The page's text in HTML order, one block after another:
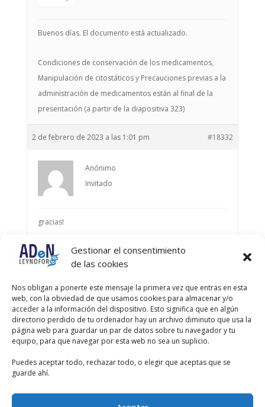
Gestionar el consentimiento
de las cookies
Nos obligan a ponerte este mensaje la primera vez que entras en esta
web, con la obviedad de que usamos cookies para almacenar y/o
acceder a la información del dispositivo. Esto significa que en algún
directorio perdido de tu ordenador hay un archivo diminuto que usa la
página web para guardar un par de datos sobre tu navegador y tu
equipo, para que navegar por esta web no sea un suplicio.
Puedes aceptar todo, rechazar todo, o elegir que aceptas que se
guarde ahí.
Buenos días. El documento está actualizado.
Condiciones de conservación de los medicamentos,
Manipulación de citostáticos y Precauciones previas a la
administración de medicamentos están al final de la
presentación (a partir de la diapositiva 323)
2 de febrero de 2023 a las 1:01 pm #18332
Anónimo
Invitado
gracias!
Autor Entradas
Debes estar registrado para responder a este debate.
Nombre de usuario:
Contraseña:
Recordar mi contraseña